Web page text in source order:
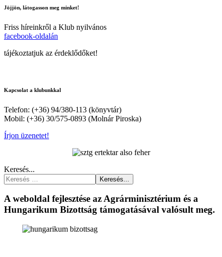
Jöjjön, látogasson meg minket!
Friss híreinkről a Klub nyilvános
facebook-oldalán
tájékoztatjuk az érdeklődőket!
Kapcsolat a klubunkkal
Telefon: (+36) 94/380-113 (könyvtár)
Mobil: (+36) 30/575-0893 (Molnár Piroska)
Írjon üzenetet!
Keresés...
Keresés...
A weboldal fejlesztése az Agrárminisztérium és a
Hungarikum Bizottság támogatásával valósult meg.